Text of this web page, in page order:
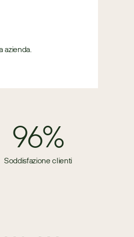
azienda.
96%
Soddisfazione clienti